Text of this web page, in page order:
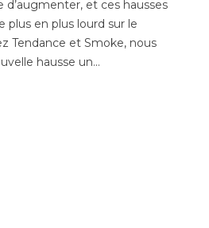
d’augmenter, et ces hausses
plus en plus lourd sur le
Tendance et Smoke, nous
hausse un...